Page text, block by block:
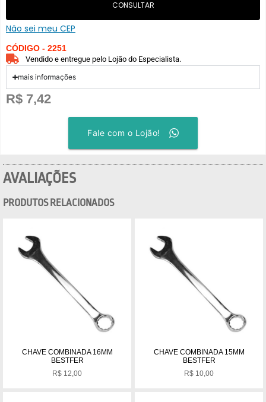
CONSULTAR
Não sei meu CEP
CÓDIGO - 2251
Vendido e entregue pelo Lojão do Especialista.
mais informações
R$ 7,42
Fale com o Lojão!
AVALIAÇÕES
PRODUTOS RELACIONADOS
CHAVE COMBINADA 16MM
BESTFER
R$ 12,00
CHAVE COMBINADA 15MM
BESTFER
R$ 10,00